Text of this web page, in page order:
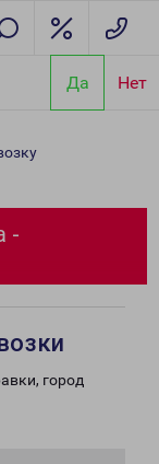
Да Нет
-
город